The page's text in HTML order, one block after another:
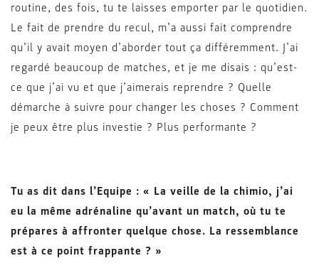
routine, des fois, tu te laisses emporter par le quotidien.
Le fait de prendre du recul, m’a aussi fait comprendre
qu’il y avait moyen d’aborder tout ça différemment. J’ai
regardé beaucoup de matches, et je me disais : qu’est-
ce que j’ai vu et que j’aimerais reprendre ? Quelle
démarche à suivre pour changer les choses ? Comment
je peux être plus investie ? Plus performante ?
Tu as dit dans l’Equipe : « La veille de la chimio, j’ai
eu la même adrénaline qu’avant un match, où tu te
prépares à affronter quelque chose. La ressemblance
est à ce point frappante ? »